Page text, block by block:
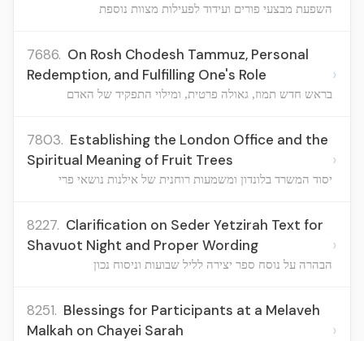
השפעת מבצעי פורים ועידוד לפעילות מצוות נוספת
7686. On Rosh Chodesh Tammuz, Personal
Redemption, and Fulfilling One's Role
בראש חדש תמוז, גאולה פרטית, ומילוי התפקיד של האדם
›
7803. Establishing the London Office and the
Spiritual Meaning of Fruit Trees
יסוד המשרד בלונדון ומשמעות רוחנית של אילנות נושאי פרי
›
8227. Clarification on Seder Yetzirah Text for
Shavuot Night and Proper Wording
הבהרה על נוסח ספר יצירה לליל שבועות וניסוח נכון
›
8251. Blessings for Participants at a Melaveh
Malkah on Chayei Sarah
›